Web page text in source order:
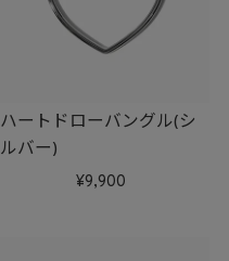
ハートドローバングル(シ
ルバー)
9,900